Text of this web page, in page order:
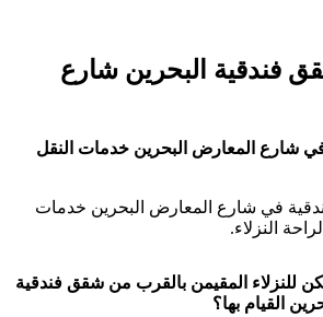
فندقية البحرين شارع
شارع المعارض البحرين خدمات النقل
في شارع المعارض البحرين خدمات
النزلاء.
للنزلاء المقيمن بالقرب من شقق فندقية
القيام بها؟